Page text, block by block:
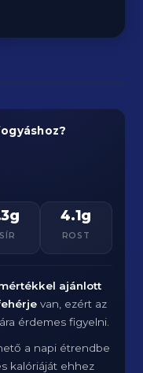
4.1g
ROST
ajánlott
van, ezért az
érdemes figyelni.
a napi étrendbe
kalóriáját ehhez